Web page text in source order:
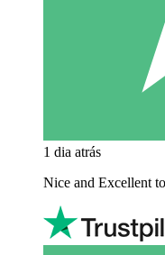
1 dia atrás
Nice and Excellent